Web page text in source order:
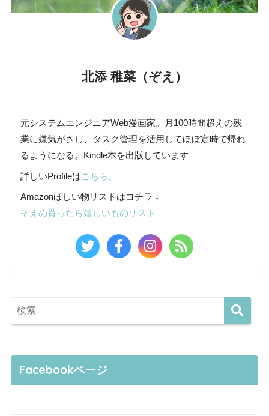
北添 稚菜（ぞえ）
元システムエンジニアWeb漫画家。月100時間超えの残
業に嫌気がさし、タスク管理を活用してほぼ定時で帰れ
るようになる。Kindle本を出版しています
詳しいProfileはこちら。
Amazonほしい物リストはコチラ ↓
ぞえの貰ったら嬉しいものリスト
Facebookページ